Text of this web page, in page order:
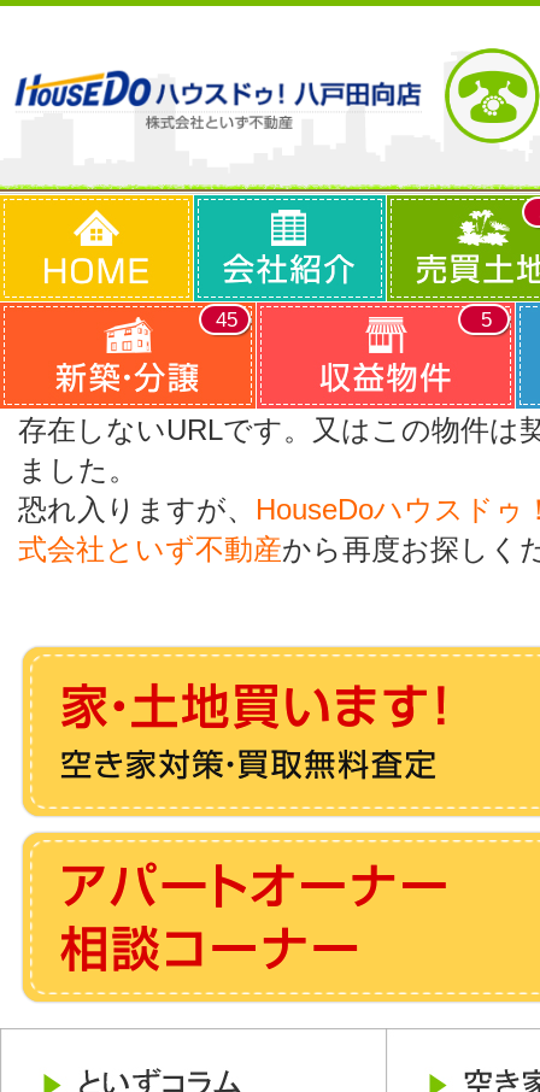
45 5
存在しないURLです。又はこの物件は
ました。
恐れ入りますが、 HouseDoハウスドゥ
式会社といず不動産から再度お探しく